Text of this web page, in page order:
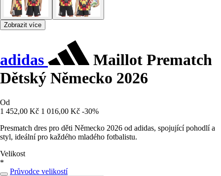
Zobrazit více
adidas
Maillot Prematch
Dětský Německo 2026
Od
1 452,00 Kč 1 016,00 Kč -30%
Presmatch dres pro děti Německo 2026 od adidas, spojující pohodlí a
styl, ideální pro každého mladého fotbalistu.
Velikost
*
Průvodce velikostí